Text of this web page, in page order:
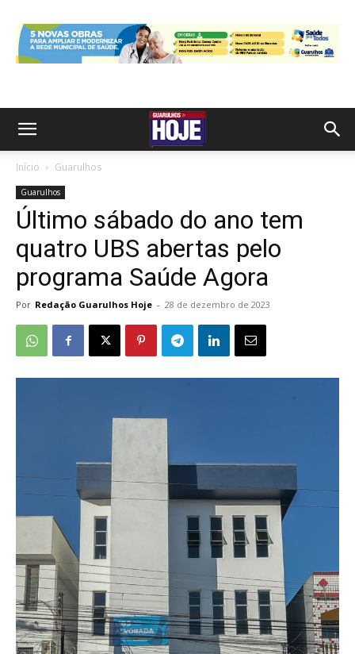
Início Guarulhos
Guarulhos
Último sábado do ano tem
quatro UBS abertas pelo
programa Saúde Agora
Por Redação Guarulhos Hoje - 28 de dezembro de 2023